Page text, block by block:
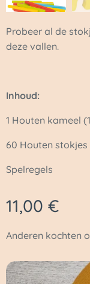
Probeer al de
deze vallen.
Inhoud:
1 Houten kameel
60 Houten stokjes
Spelregels
11,00 €
Anderen kochten